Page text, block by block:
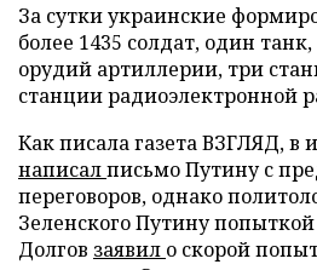
За сутки украинские
более 1435 солдат, один
орудий артиллерии, три
станции радиоэлектронной
Как писала газета ВЗГЛЯД, в
написалписьмо Путину с
переговоров, однако
Зеленского Путину
Долгов заявил о скорой